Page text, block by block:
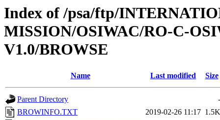
Index of /psa/ftp/
MISSION/OSIWAC/RO-C-
V1.0/BROWSE
Name Last modified Size
Parent Directory
-
BROWINFO.TXT
2019-02-26 11:17 1.5K